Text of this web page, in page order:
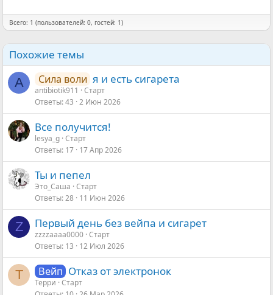
Всего: 1 (пользователей: 0, гостей: 1)
Похожие темы
A Сила воли я и есть сигарета
antibiotik911
Старт
Ответы 43 2 Июн 2026
Все получится!
lesya_g Старт
Ответы 17 17 Апр 2026
Ты и пепел
Это_Саша Старт
Ответы 28 11 Июн 2026
Z Первый день без вейпа и сигарет
zzzzaaaa0000 Старт
Ответы 13 12 Июл 2026
Т Вейп Отказ от электронок
Терри Старт